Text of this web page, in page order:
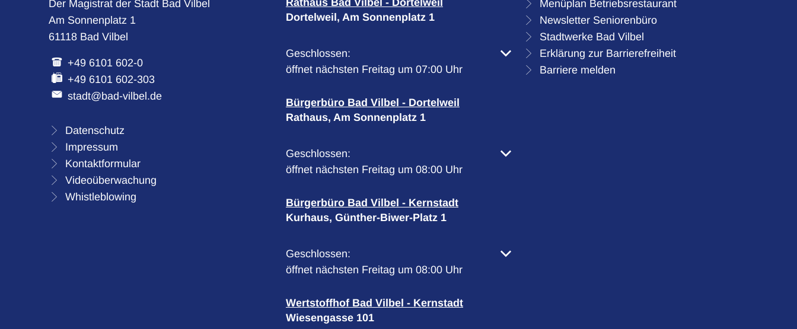
Der Magistrat der Stadt Bad Vilbel
Am Sonnenplatz 1
61118 Bad Vilbel
+49 6101 602-0
+49 6101 602-303
stadt@bad-vilbel.de
Datenschutz
Impressum
Kontaktformular
Videoüberwachung
Whistleblowing
Rathaus Bad Vilbel - Dortelweil
Dortelweil, Am Sonnenplatz 1
Klicken, um weitere Öffnungs- oder Schließzeiten auszublenden
Geschlossen:
öffnet nächsten Freitag um 07:00 Uhr
Bürgerbüro Bad Vilbel - Dortelweil
Rathaus, Am Sonnenplatz 1
Klicken, um weitere Öffnungs- oder Schließzeiten auszublenden
Geschlossen:
öffnet nächsten Freitag um 08:00 Uhr
Bürgerbüro Bad Vilbel - Kernstadt
Kurhaus, Günther-Biwer-Platz 1
Klicken, um weitere Öffnungs- oder Schließzeiten auszublenden
Geschlossen:
öffnet nächsten Freitag um 08:00 Uhr
Wertstoffhof Bad Vilbel - Kernstadt
Wiesengasse 101
Menüplan Betriebsrestaurant
Newsletter Seniorenbüro
Stadtwerke Bad Vilbel
Erklärung zur Barrierefreiheit
Barriere melden